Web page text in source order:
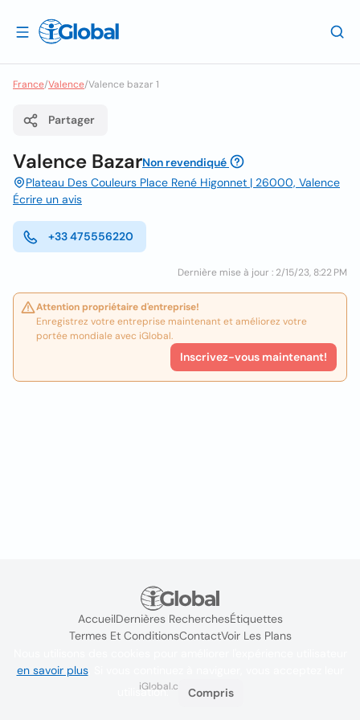
France/Valence/Valence bazar 1
Partager
Valence BazarNon revendiqué
Plateau Des Couleurs Place René Higonnet | 26000, Valence
Écrire un avis
+33 475556220
Dernière mise à jour : 2/15/23, 8:22 PM
Attention propriétaire d'entreprise!
Enregistrez votre entreprise maintenant et améliorez votre
portée mondiale avec iGlobal.
Inscrivez-vous maintenant!
AccueilDernières RecherchesÉtiquettes
Termes Et ConditionsContactVoir Les Plans
iGlobal.co @ 2024
en savoir plus. Si vous continuez à naviguer, vous acceptez leur
utilisation.
Compris